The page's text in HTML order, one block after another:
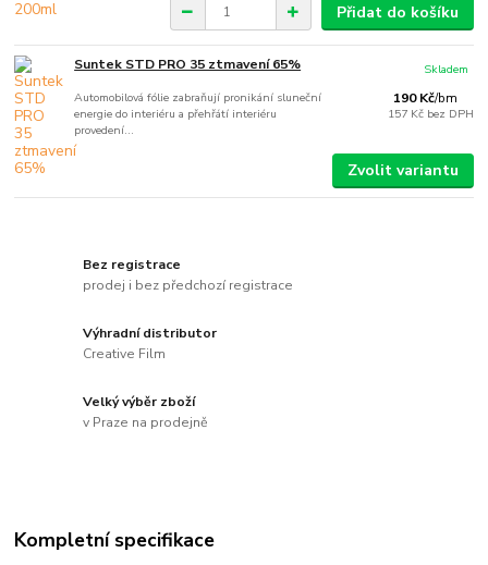
Přidat do košíku
Suntek STD PRO 35 ztmavení 65%
Automobilová fólie zabraňují pronikání sluneční
energie do interiéru a přehřátí interiéru
provedení...
190 Kč/bm
157 Kč bez DPH
Skladem
Zvolit variantu
Bez registrace
prodej i bez předchozí registrace
Výhradní distributor
Creative Film
Velký výběr zboží
v Praze na prodejně
Kompletní specifikace